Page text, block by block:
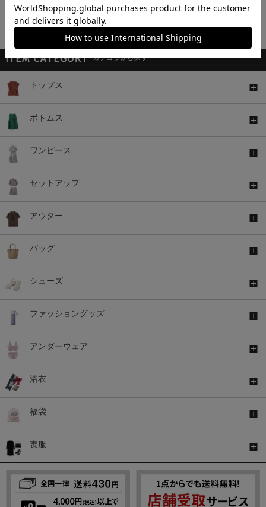
￥2,980 税込 ￥2,480 税込
￥2,980
1～11件 (全11件)
トップス
ボトムス
ワンピース
セットアップ
アウター
バッグ
シューズ
ファッショングッズ
アンダーウェア
浴衣
福袋
喪服